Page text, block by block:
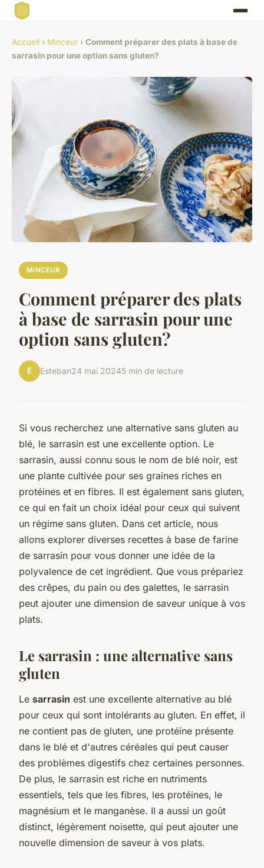
Accueil › Minceur › Comment préparer des plats à base de
sarrasin pour une option sans gluten?
MINCEUR
Comment préparer des plats
à base de sarrasin pour une
option sans gluten?
E Esteban24 mai 20245 min de lecture
Si vous recherchez une alternative sans gluten au
blé, le sarrasin est une excellente option. Le
sarrasin, aussi connu sous le nom de blé noir, est
une plante cultivée pour ses graines riches en
protéines et en fibres. Il est également sans gluten,
ce qui en fait un choix idéal pour ceux qui suivent
un régime sans gluten. Dans cet article, nous
allons explorer diverses recettes à base de farine
de sarrasin pour vous donner une idée de la
polyvalence de cet ingrédient. Que vous prépariez
des crêpes, du pain ou des galettes, le sarrasin
peut ajouter une dimension de saveur unique à vos
plats.
Le sarrasin : une alternative sans
gluten
Le sarrasin est une excellente alternative au blé
pour ceux qui sont intolérants au gluten. En effet, il
ne contient pas de gluten, une protéine présente
dans le blé et d'autres céréales qui peut causer
des problèmes digestifs chez certaines personnes.
De plus, le sarrasin est riche en nutriments
essentiels, tels que les fibres, les protéines, le
magnésium et le manganèse. Il a aussi un goût
distinct, légèrement noisette, qui peut ajouter une
nouvelle dimension de saveur à vos plats.